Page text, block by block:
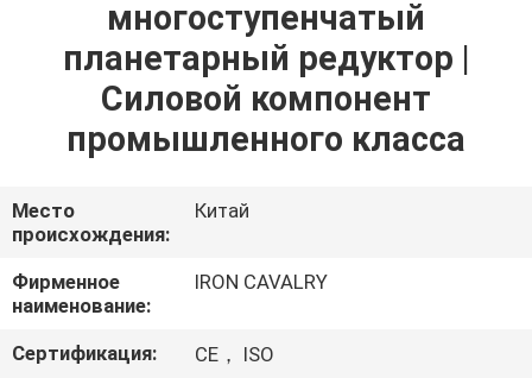
ШОУ
О
КОМПАНИИ
НАША
ФАБРИКА
многоступенчатый
планетарный редуктор |
Силовой компонент
промышленного класса
Место
происхождения:
Китай
Фирменное
наименование:
IRON CAVALRY
Сертификация: CE， ISO